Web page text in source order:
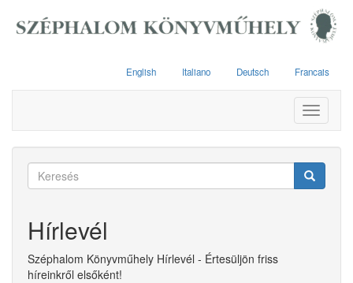
English Italiano Deutsch Francais
Toggle
Keresés
Hírlevél
Széphalom Könyvműhely Hírlevél - Értesüljön friss
híreinkről elsőként!